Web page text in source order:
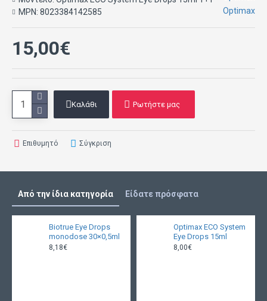
MPN: 8023384142585 Optimax
15,00€
Καλάθι Ρωτήστε μας
Επιθυμητό Σύγκριση
Από την ίδια κατηγορία Είδατε πρόσφατα
Biotrue Eye Drops
monodose 30×0,5ml
8,18€
Optimax ECO System
Eye Drops 15ml
8,00€